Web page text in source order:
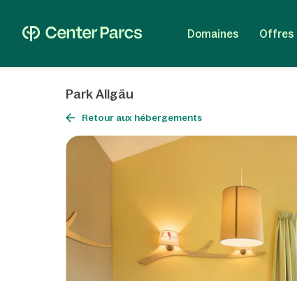
Domaines Offres
Park Allgäu
Retour aux hébergements